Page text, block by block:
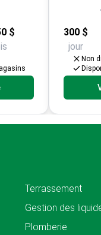
$
300 $
jour
Non
Terrassement
Gestion des
Plomberie